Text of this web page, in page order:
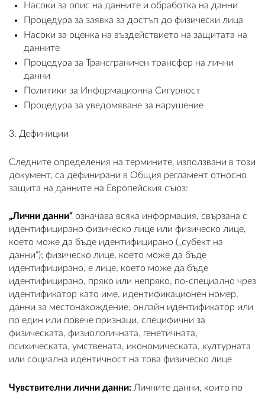
Насоки за опис на данните и обработка на данни
Процедура за заявка за достъп до физически лица
Насоки за оценка на въздействието на защитата на
данните
Процедура за Трансграничен трансфер на лични
данни
Политики за Информационна Сигурност
Процедура за уведомяване за нарушение
3. Дефиниции
Следните определения на термините, използвани в този
документ, са дефинирани в Общия регламент относно
защита на данните на Европейския съюз:
„Лични данни“ означава всяка информация, свързана с
идентифицирано физическо лице или физическо лице,
което може да бъде идентифицирано („субект на
данни“); физическо лице, което може да бъде
идентифицирано, е лице, което може да бъде
идентифицирано, пряко или непряко, по-специално чрез
идентификатор като име, идентификационен номер,
данни за местонахождение, онлайн идентификатор или
по един или повече признаци, специфични за
физическата, физиологичната, генетичната,
психическата, умствената, икономическата, културната
или социална идентичност на това физическо лице
Чувствителни лични данни: Личните данни, които по